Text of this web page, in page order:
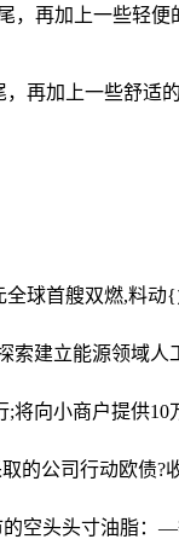
，再加上一些轻
再加上一些舒
全球首艘双燃,料动
索建立能源领域
;将向小商户提供10
的公司行动欧债?
空头头寸油脂：—